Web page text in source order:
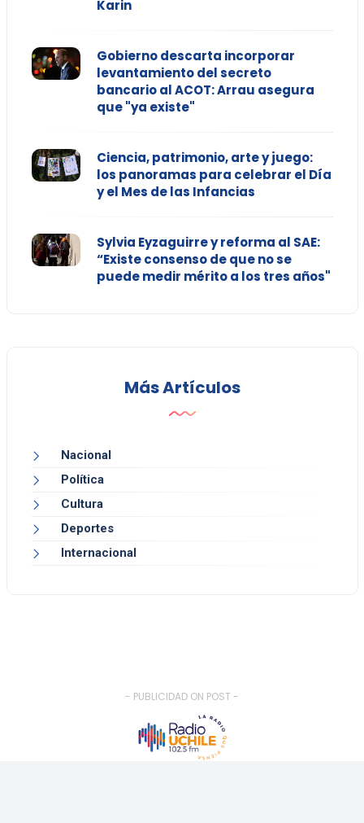
Karin
Gobierno descarta incorporar
levantamiento del secreto
bancario al ACOT: Arrau asegura
que "ya existe"
Ciencia, patrimonio, arte y juego:
los panoramas para celebrar el Día
y el Mes de las Infancias
Sylvia Eyzaguirre y reforma al SAE:
“Existe consenso de que no se
puede medir mérito a los tres años"
Más Artículos
Nacional
Política
Cultura
Deportes
Internacional
- PUBLICIDAD ON POST -